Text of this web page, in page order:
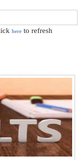
here to refresh